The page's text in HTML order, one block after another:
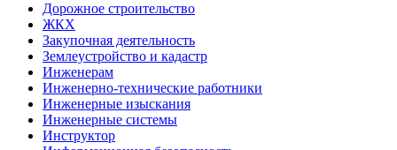
Дорожное строительство
ЖКХ
Закупочная деятельность
Землеустройство и кадастр
Инженерам
Инженерно-технические работники
Инженерные изыскания
Инженерные системы
Инструктор